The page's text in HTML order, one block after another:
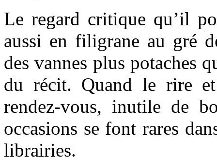
Le regard critique qu’il
aussi en filigrane au gré
des vannes plus potaches
du récit. Quand le rire
rendez-vous, inutile de
occasions se font rares
librairies.